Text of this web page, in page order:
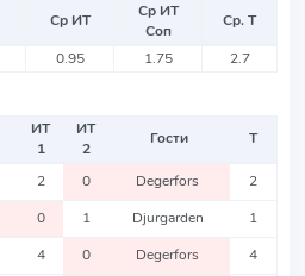
Ср ИТ
Ср ИТ
Соп
Ср. Т
0.95 1.75 2.7
ИТ
1
ИТ
2
Гости Т
2 0 Degerfors 2
0 1 Djurgarden 1
4 0 Degerfors 4